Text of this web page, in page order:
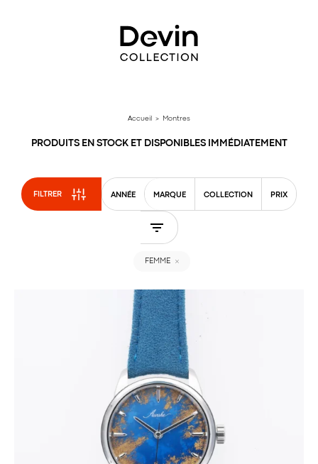
Accueil > Montres
PRODUITS EN STOCK ET DISPONIBLES IMMÉDIATEMENT
FILTRER ANNÉE MARQUE COLLECTION PRIX
FEMME